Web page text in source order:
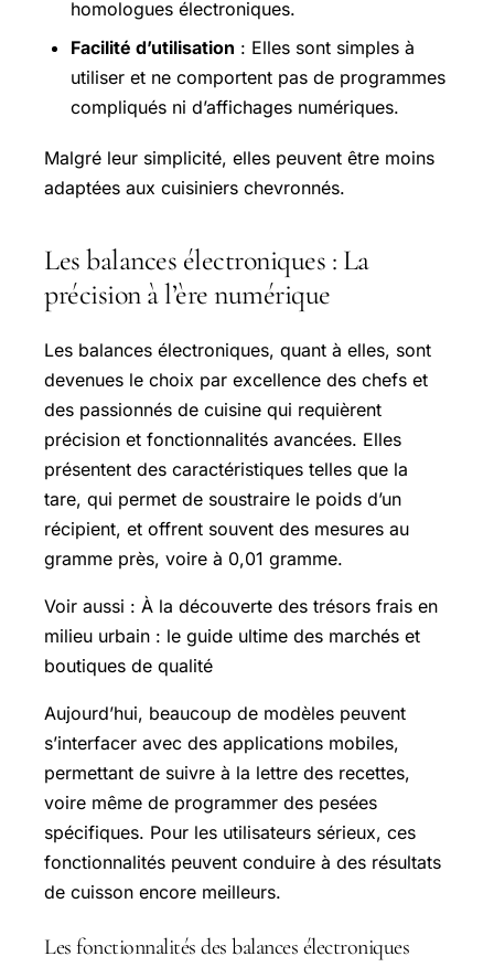
homologues électroniques.
Facilité d’utilisation : Elles sont simples à
utiliser et ne comportent pas de programmes
compliqués ni d’affichages numériques.
Malgré leur simplicité, elles peuvent être moins
adaptées aux cuisiniers chevronnés.
Les balances électroniques : La
précision à l’ère numérique
Les balances électroniques, quant à elles, sont
devenues le choix par excellence des chefs et
des passionnés de cuisine qui requièrent
précision et fonctionnalités avancées. Elles
présentent des caractéristiques telles que la
tare, qui permet de soustraire le poids d’un
récipient, et offrent souvent des mesures au
gramme près, voire à 0,01 gramme.
Voir aussi : À la découverte des trésors frais en
milieu urbain : le guide ultime des marchés et
boutiques de qualité
Aujourd’hui, beaucoup de modèles peuvent
s’interfacer avec des applications mobiles,
permettant de suivre à la lettre des recettes,
voire même de programmer des pesées
spécifiques. Pour les utilisateurs sérieux, ces
fonctionnalités peuvent conduire à des résultats
de cuisson encore meilleurs.
Les fonctionnalités des balances électroniques